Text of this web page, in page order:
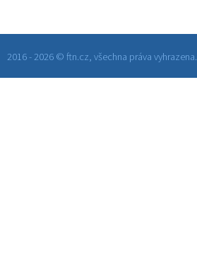
2016 - 2026 © ftn.cz, všechna práva vyhrazena.